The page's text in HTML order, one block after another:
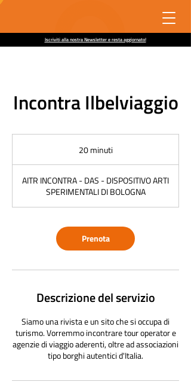
Iscriviti alla nostra Newsletter e resta aggiornato!
Incontra Ilbelviaggio
20 minuti
i
n
u
i
AITR INCONTRA - DAS - DISPOSITIVO ARTI
SPERIMENTALI DI BOLOGNA
Prenota
Descrizione del servizio
Siamo una rivista e un sito che si occupa di
turismo. Vorremmo incontrare tour operator e
agenzie di viaggio aderenti, oltre ad associazioni
tipo borghi autentici d'Italia.